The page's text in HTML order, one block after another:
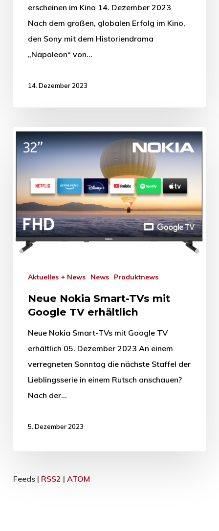
erscheinen im Kino 14. Dezember 2023
Nach dem großen, globalen Erfolg im Kino,
den Sony mit dem Historiendrama
„Napoleon“ von…
14. Dezember 2023
Aktuelles + News News Produktnews
Neue Nokia Smart-TVs mit
Google TV erhältlich
Neue Nokia Smart-TVs mit Google TV
erhältlich 05. Dezember 2023 An einem
verregneten Sonntag die nächste Staffel der
Lieblingsserie in einem Rutsch anschauen?
Nach der…
5. Dezember 2023
Feeds | RSS2 | ATOM